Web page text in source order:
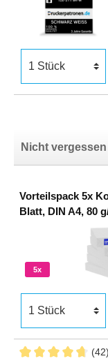
Nicht
Vorteilspack 5x
Blatt, DIN A4, 80
5x
(42)